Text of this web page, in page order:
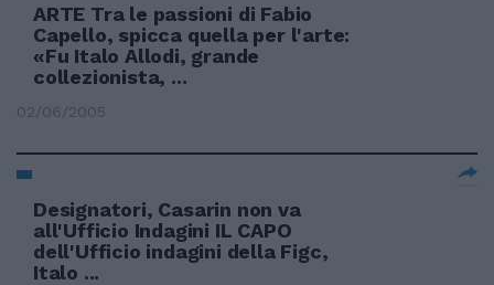
ARTE Tra le passioni di Fabio
Capello, spicca quella per l'arte:
«Fu Italo Allodi, grande
collezionista, ...
02/06/2005
Designatori, Casarin non va
all'Ufficio Indagini IL CAPO
dell'Ufficio indagini della Figc,
Italo ...